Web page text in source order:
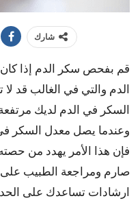
شارك
قم بفحص سكر الدم إذا
الدم والتي في الغالب قد
وعندما يصل معدل السكر
فإن هذا الأمر يهدد من
صارم ومراجعة الطبيب
ارشادات تساعدك على الحد